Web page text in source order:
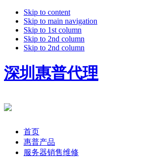
Skip to content
Skip to main navigation
Skip to 1st column
Skip to 2nd column
Skip to 2nd column
深圳惠普代理
首页
惠普产品
服务器销售维修